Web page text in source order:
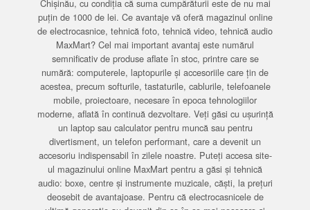
Chișinău, cu condiția că suma cumpărăturii este de nu mai
puțin de 1000 de lei. Ce avantaje vă oferă magazinul online
de electrocasnice, tehnică foto, tehnică video, tehnică audio
MaxMart? Cel mai important avantaj este numărul
semnificativ de produse aflate în stoc, printre care se
numără: computerele, laptopurile și accesoriile care țin de
acestea, precum softurile, tastaturile, cablurile, telefoanele
mobile, proiectoare, necesare în epoca tehnologiilor
moderne, aflată în continuă dezvoltare. Veți găsi cu ușurință
un laptop sau calculator pentru muncă sau pentru
divertisment, un telefon performant, care a devenit un
accesoriu indispensabil în zilele noastre. Puteți accesa site-
ul magazinului online MaxMart pentru a găsi și tehnică
audio: boxe, centre și instrumente muzicale, căști, la prețuri
deosebit de avantajoase. Pentru că electrocasnicele de